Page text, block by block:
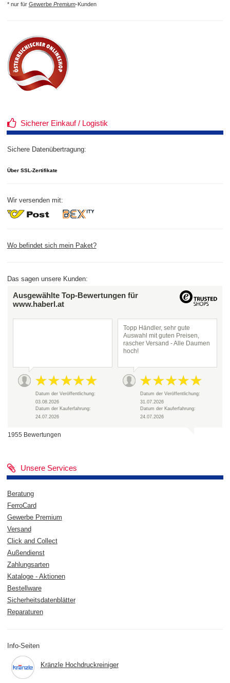
* nur für Gewerbe Premium-Kunden
Sicherer Einkauf / Logistik
Sichere Datenübertragung:
Über SSL-Zertifikate
Wir versenden mit:
Wo befindet sich mein Paket?
Das sagen unsere Kunden:
Ausgewählte Top-Bewertungen für
www.haberl.at
Datum der Veröffentlichung:
03.08.2026
Datum der Kauferfahrung:
24.07.2026
Topp Händler, sehr gute
Auswahl mit guten Preisen,
rascher Versand - Alle Daumen
hoch!
Datum der Veröffentlichung:
31.07.2026
Datum der Kauferfahrung:
24.07.2026
1955 Bewertungen
Unsere Services
Beratung
FerroCard
Gewerbe Premium
Versand
Click and Collect
Außendienst
Zahlungsarten
Kataloge - Aktionen
Bestellware
Sicherheitsdatenblätter
Reparaturen
Info-Seiten
Kränzle Hochdruckreiniger